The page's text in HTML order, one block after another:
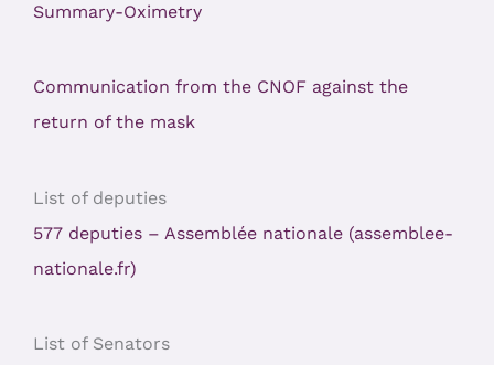
Summary-Oximetry
Communication from the CNOF against the
return of the mask
List of deputies
577 deputies – Assemblée nationale (assemblee-
nationale.fr)
List of Senators